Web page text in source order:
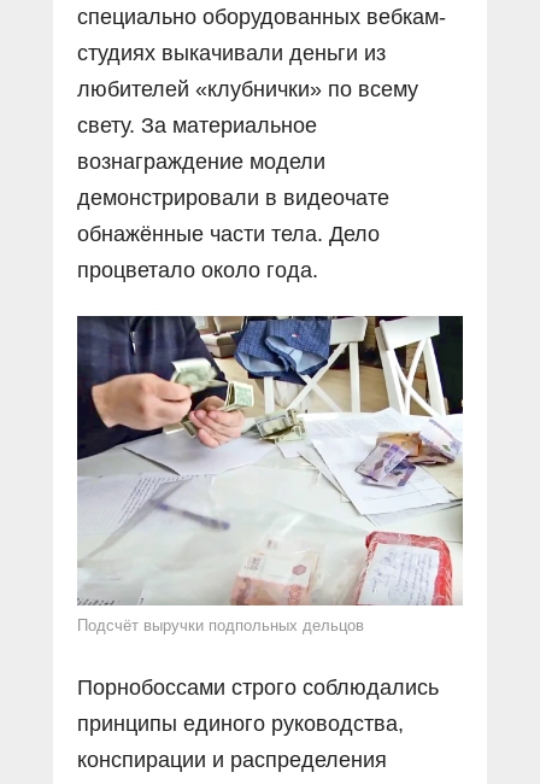
специально оборудованных вебкам-
студиях выкачивали деньги из
любителей «клубнички» по всему
свету. За материальное
вознаграждение модели
демонстрировали в видеочате
обнажëнные части тела. Дело
процветало около года.
Подсчёт выручки подпольных дельцов
Порнобоссами строго соблюдались
принципы единого руководства,
конспирации и распределения